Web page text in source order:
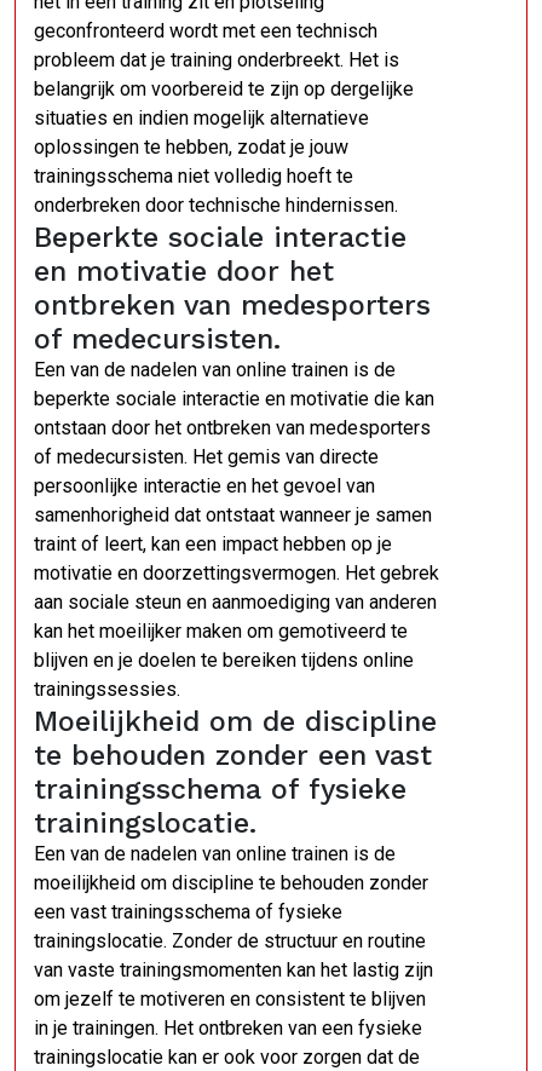
geconfronteerd wordt met een technisch
probleem dat je training onderbreekt. Het is
belangrijk om voorbereid te zijn op dergelijke
situaties en indien mogelijk alternatieve
oplossingen te hebben, zodat je jouw
trainingsschema niet volledig hoeft te
onderbreken door technische hindernissen.
Beperkte sociale interactie
en motivatie door het
ontbreken van medesporters
of medecursisten.
Een van de nadelen van online trainen is de
beperkte sociale interactie en motivatie die kan
ontstaan door het ontbreken van medesporters
of medecursisten. Het gemis van directe
persoonlijke interactie en het gevoel van
samenhorigheid dat ontstaat wanneer je samen
traint of leert, kan een impact hebben op je
motivatie en doorzettingsvermogen. Het gebrek
aan sociale steun en aanmoediging van anderen
kan het moeilijker maken om gemotiveerd te
blijven en je doelen te bereiken tijdens online
trainingssessies.
Moeilijkheid om de discipline
te behouden zonder een vast
trainingsschema of fysieke
trainingslocatie.
Een van de nadelen van online trainen is de
moeilijkheid om discipline te behouden zonder
een vast trainingsschema of fysieke
trainingslocatie. Zonder de structuur en routine
van vaste trainingsmomenten kan het lastig zijn
om jezelf te motiveren en consistent te blijven
in je trainingen. Het ontbreken van een fysieke
trainingslocatie kan er ook voor zorgen dat de